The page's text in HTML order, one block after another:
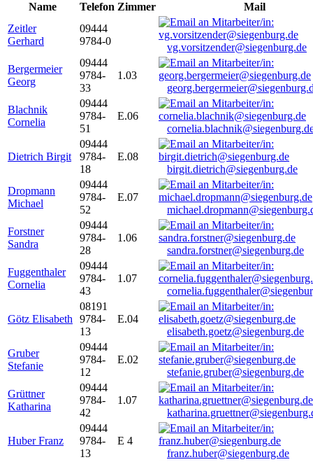
Name
Telefon Zimmer
Mail
Zeitler
Gerhard
09444
9784-0
vg.vorsitzender@siegenburg.de
Bergermeier
Georg
09444
9784-
33
1.03
Blachnik
Cornelia
09444
9784-
51
E.06
Dietrich Birgit
09444
9784-
18
E.08
birgit.dietrich@siegenburg.de
Dropmann
Michael
09444
9784-
52
E.07
Forstner
Sandra
09444
9784-
28
1.06
sandra.forstner@siegenburg.de
Fuggenthaler
Cornelia
09444
9784-
43
1.07
Götz Elisabeth
08191
9784-
13
E.04
elisabeth.goetz@siegenburg.de
Gruber
Stefanie
09444
9784-
12
E.02
stefanie.gruber@siegenburg.de
Grüttner
Katharina
09444
9784-
42
1.07
Huber Franz
09444
9784-
13
E 4
franz.huber@siegenburg.de